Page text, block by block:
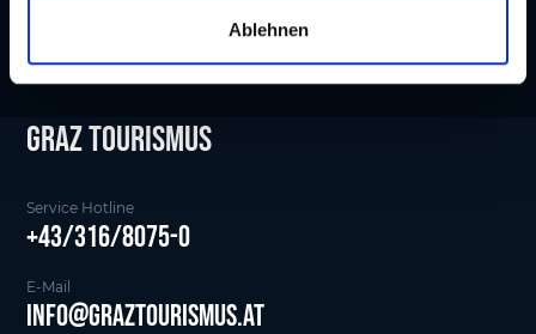
Ablehnen
Graz tourismus
Service Hotline
+43/316/8075-0
E-Mail
info@graztourismus.at